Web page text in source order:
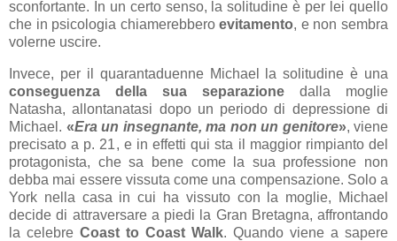
sconfortante. In un certo senso, la solitudine è per lei quello
che in psicologia chiamerebberoevitamento, e non sembra
volerne uscire.
Invece, per il quarantaduenne Michael la solitudine è una
conseguenza della sua separazione dalla moglie
Natasha, allontanatasi dopo un periodo di depressione di
Michael. «Era un insegnante, ma non un genitore», viene
precisato a p. 21, e in effetti qui sta il maggior rimpianto del
protagonista, che sa bene come la sua professione non
debba mai essere vissuta come una compensazione. Solo a
York nella casa in cui ha vissuto con la moglie, Michael
decide di attraversare a piedi la Gran Bretagna, affrontando
la celebre Coast to Coast Walk. Quando viene a sapere